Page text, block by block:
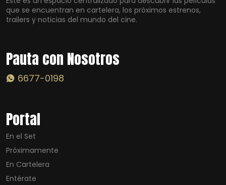
que se encuentran en cartelera, los próximos estrenos,
trailers y noticias del mundo del cine.
Pauta con Nosotros
6677-0198
Portal
En el Set
Próximamente
En Cartelera
Entérate